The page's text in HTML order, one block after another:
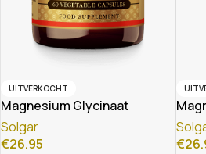
UITVERKOCHT
Magnesium Glycinaat
Solgar
€26.95
€